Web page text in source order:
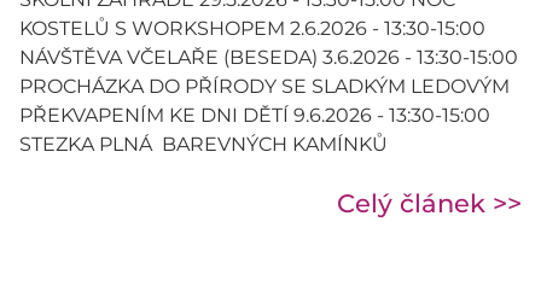
KOSTELŮ S WORKSHOPEM 2.6.2026 - 13:30-15:00
NÁVŠTĚVA VČELAŘE (BESEDA) 3.6.2026 - 13:30-15:00
PROCHÁZKA DO PŘÍRODY SE SLADKÝM LEDOVÝM
PŘEKVAPENÍM KE DNI DĚTÍ 9.6.2026 - 13:30-15:00
STEZKA PLNÁ BAREVNÝCH KAMÍNKŮ
Celý článek >>